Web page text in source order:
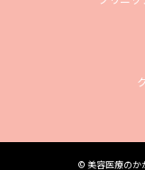
© 美容医療のか